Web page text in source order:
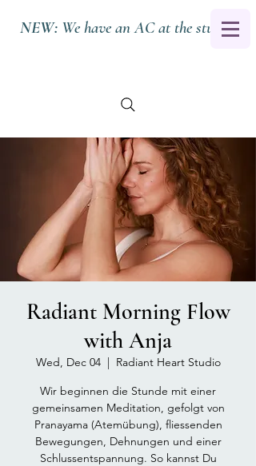
NEW: We have an AC at the studio.
Radiant Morning Flow
with Anja
Wed, Dec 04
  |
Radiant Heart Studio
Wir beginnen die Stunde mit einer
gemeinsamen Meditation, gefolgt von
Pranayama (Atemübung), fliessenden
Bewegungen, Dehnungen und einer
Schlussentspannung. So kannst Du